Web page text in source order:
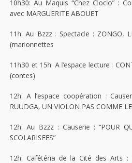
10h30: Au Maquis “Chez Cloclo” :
avec MARGUERITE ABOUET
11h: Au Bzzz : Spectacle : ZONGO,
(marionnettes
11h30 et 15h: A l’espace lecture :
(contes)
12h: A l’espace coopération :
RUUDGA, UN VIOLON PAS COMME
12h: Au Bzzz : Causerie : “POUR
SCOLARISEES”
12h: Cafétéria de la Cité des Arts :